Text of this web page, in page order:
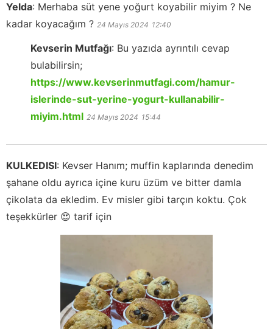
Yelda: Merhaba süt yene yoğurt koyabilir miyim ? Ne
kadar koyacağım ? 24 Mayıs 2024 12:40
Kevserin Mutfağı: Bu yazıda ayrıntılı cevap
bulabilirsin;
https://www.kevserinmutfagi.com/hamur-
islerinde-sut-yerine-yogurt-kullanabilir-
miyim.html 24 Mayıs 2024 15:44
KULKEDISI: Kevser Hanım; muffin kaplarında denedim
şahane oldu ayrıca içine kuru üzüm ve bitter damla
çikolata da ekledim. Ev misler gibi tarçın koktu. Çok
teşekkürler 😍 tarif için